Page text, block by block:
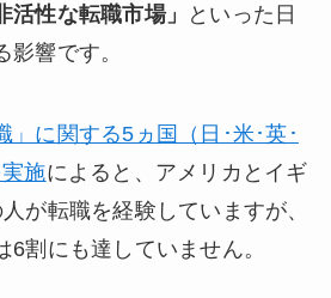
活性な転職市場」
といった日
響です。
」に関する5ヵ国（日･米･英･
施によると、アメリカとイギ
が転職を経験していますが、
6割にも達していません。